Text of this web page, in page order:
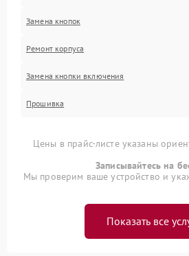
Замена кнопок
Ремонт корпуса
Замена кнопки включения
Прошивка
Цены в прайс-листе указаны
Записывайтесь на
Мы проверим ваше устройство и
Показать все